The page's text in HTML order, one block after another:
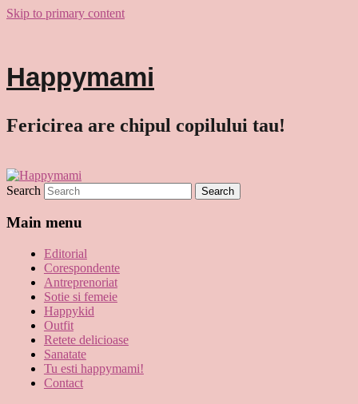
Skip to primary content
Happymami
Fericirea are chipul copilului tau!
Search
Main menu
Editorial
Corespondente
Antreprenoriat
Sotie si femeie
Happykid
Outfit
Retete delicioase
Sanatate
Tu esti happymami!
Contact